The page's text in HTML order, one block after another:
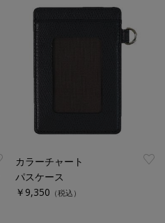
カラーチャート
パスケース
￥9,350 （税込）